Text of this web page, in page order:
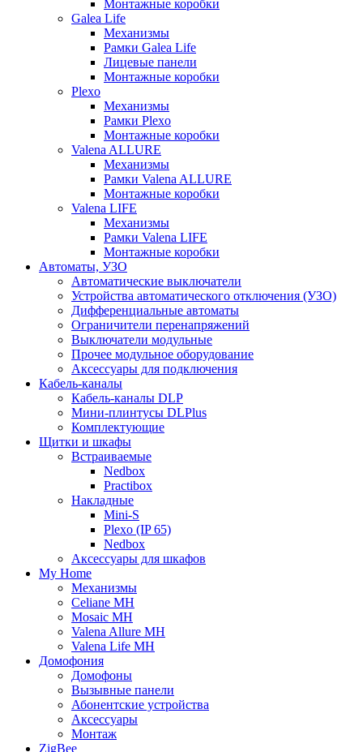
Монтажные коробки
Galea Life
Механизмы
Рамки Galea Life
Лицевые панели
Монтажные коробки
Plexo
Механизмы
Рамки Plexo
Монтажные коробки
Valena ALLURE
Механизмы
Рамки Valena ALLURE
Монтажные коробки
Valena LIFE
Механизмы
Рамки Valena LIFE
Монтажные коробки
Автоматы, УЗО
Автоматические выключатели
Устройства автоматического отключения (УЗО)
Дифференциальные автоматы
Ограничители перенапряжений
Выключатели модульные
Прочее модульное оборудование
Аксессуары для подключения
Кабель-каналы
Кабель-каналы DLP
Мини-плинтусы DLPlus
Комплектующие
Щитки и шкафы
Встраиваемые
Nedbox
Practibox
Накладные
Mini-S
Plexo (IP 65)
Nedbox
Аксессуары для шкафов
My Home
Механизмы
Celiane MH
Mosaic MH
Valena Allure MH
Valena Life MH
Домофония
Домофоны
Вызывные панели
Абонентские устройства
Аксессуары
Монтаж
ZigBee